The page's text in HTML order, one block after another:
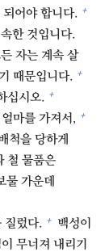
어야 합니다. +
한 것입니다.
자는 계속 살
때문입니다. +
십시오. +
마를 가져서, +
척을 당하게
철 물품은
물 가운데
질렀다. + 백성이
무너져 내리기